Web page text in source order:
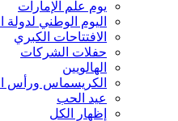
يوم علم الإمارات
اليوم الوطني لدولة
الافتتاحات الكبري
حفلات الشركات
الهالويين
الكريسماس ورأس
عيد الحب
إظهار الكل